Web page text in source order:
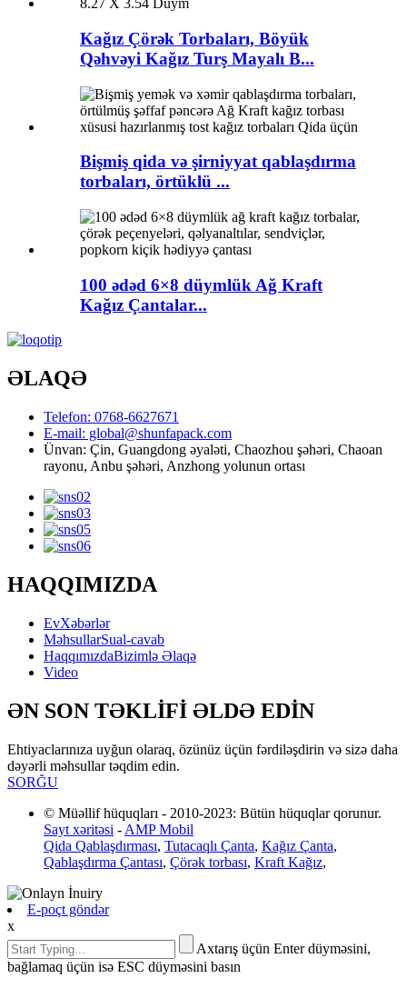
Kağız Çörək Torbaları, Böyük
Qəhvəyi Kağız Turş Mayalı B...
Bişmiş qida və şirniyyat qablaşdırma
torbaları, örtüklü ...
100 ədəd 6×8 düymlük Ağ Kraft
Kağız Çantalar...
ƏLAQƏ
Telefon: 0768-6627671
E-mail: global@shunfapack.com
Ünvan: Çin, Guangdong əyaləti, Chaozhou şəhəri, Chaoan
rayonu, Anbu şəhəri, Anzhong yolunun ortası
HAQQIMIZDA
EvXəbərlər
MəhsullarSual-cavab
HaqqımızdaBizimlə Əlaqə
Video
ƏN SON TƏKLİFİ ƏLDƏ EDİN
Ehtiyaclarınıza uyğun olaraq, özünüz üçün fərdiləşdirin və sizə daha
dəyərli məhsullar təqdim edin.
SORĞU
© Müəllif hüquqları - 2010-2023: Bütün hüquqlar qorunur.
Sayt xəritəsi - AMP Mobil
Qida Qablaşdırması, Tutacaqlı Çanta, Kağız Çanta,
Qablaşdırma Çantası, Çörək torbası, Kraft Kağız,
E-poçt göndər
x
Axtarış üçün Enter düyməsini,
bağlamaq üçün isə ESC düyməsini basın